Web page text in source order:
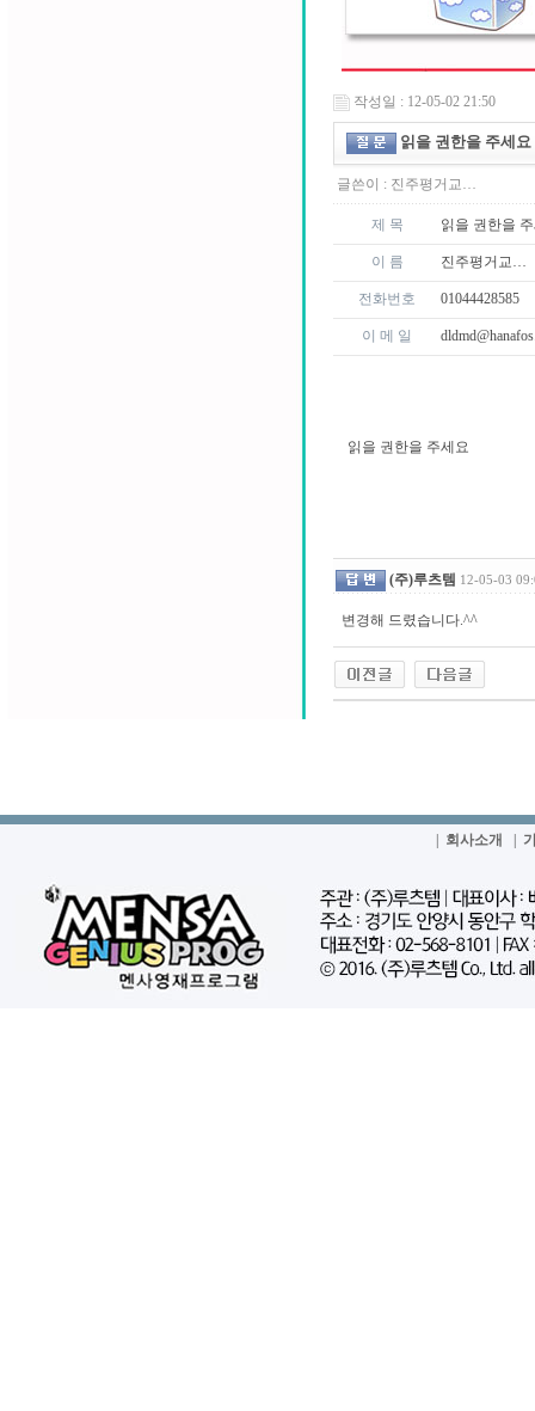
작성일 : 12-05-02 21:50
읽을 권한을 주세요
글쓴이 : 진주평거교…
제 목 읽을 권한을
이 름 진주평거교…
전화번호 01044428585
이 메 일
읽을 권한을 주세요
(주)루츠템 12-05-03
변경해 드렸습니다.^^
회사소개